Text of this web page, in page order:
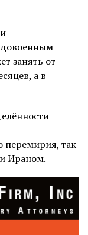
занять от
а в
перемирия, так
Ираном.